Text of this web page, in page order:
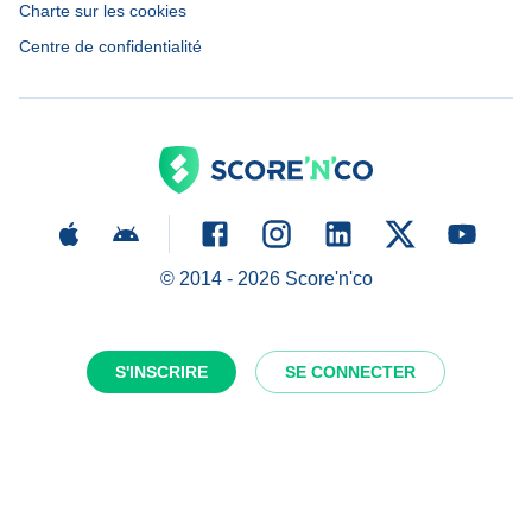
S'INSCRIRE SE CONNECTER
Charte sur les cookies
Centre de confidentialité
© 2014 - 2026Score'n'co